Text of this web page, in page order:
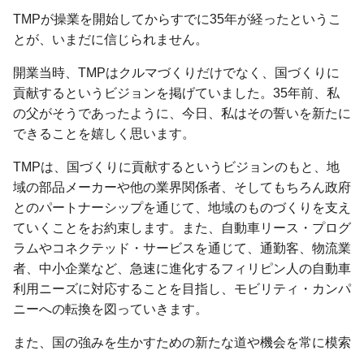
TMPが操業を開始してからすでに35年が経ったというこ
とが、いまだに信じられません。
開業当時、TMPはクルマづくりだけでなく、国づくりに
貢献するというビジョンを掲げていました。35年前、私
の父がそうであったように、今日、私はその誓いを新たに
できることを嬉しく思います。
TMPは、国づくりに貢献するというビジョンのもと、地
域の部品メーカーや他の業界関係者、そしてもちろん政府
とのパートナーシップを通じて、地域のものづくりを支え
ていくことをお約束します。また、自動車リース・プログ
ラムやコネクテッド・サービスを通じて、通勤客、物流業
者、中小企業など、急速に進化するフィリピン人の自動車
利用ニーズに対応することを目指し、モビリティ・カンパ
ニーへの転換を図っていきます。
また、国の強みを生かすための新たな道や機会を常に模索